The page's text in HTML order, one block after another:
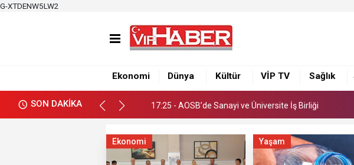
G-XTDENW5LW2
Ekonomi Dünya Kültür VİP TV Sağlık
SON DAKİKA
17:25 - AOSB’de Sanayi ve Üniversite İş Birliği
17:19 - Adana Altın Koza’dan Suna Selen, Macit Koper
Ekonomi Yaşam